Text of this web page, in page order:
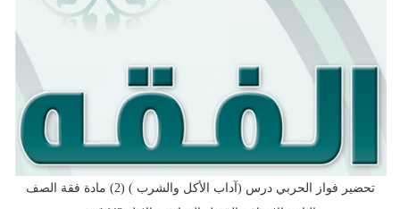
تحضير فواز الحربي درس (آداب الأكل والشرب ) (2) مادة فقة الصف